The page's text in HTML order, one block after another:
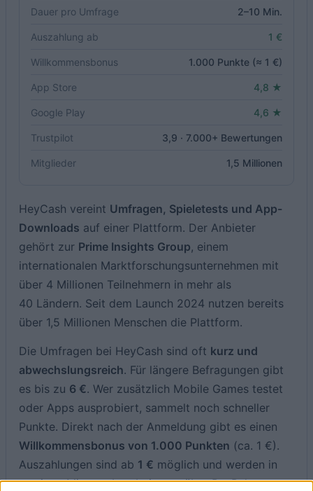
Dauer pro Umfrage 2–10 Min.
Auszahlung ab 1 €
Willkommensbonus 1.000 Punkte (≈ 1 €)
App Store 4,8 ★
Google Play 4,6 ★
Trustpilot 3,9 · 7.000+ Bewertungen
Mitglieder 1,5 Millionen
HeyCash vereint Umfragen, Spieletests und App-
Downloads auf einer Plattform. Der Anbieter
gehört zur Prime Insights Group, einem
internationalen Marktforschungsunternehmen mit
über 4 Millionen Teilnehmern in mehr als
40 Ländern. Seit dem Launch 2024 nutzen bereits
über 1,5 Millionen Menschen die Plattform.
Die Umfragen bei HeyCash sind oft kurz und
abwechslungsreich. Für längere Befragungen gibt
es bis zu 6 €. Wer zusätzlich Mobile Games testet
oder Apps ausprobiert, sammelt noch schneller
Punkte. Direkt nach der Anmeldung gibt es einen
Willkommensbonus von 1.000 Punkten (ca. 1 €).
Auszahlungen sind ab 1 € möglich und werden in
wenigen Minuten bearbeitet — über PayPal,